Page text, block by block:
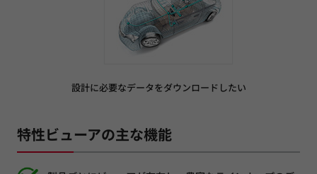
設計に必要なデータをダウンロードしたい
特性ビューアの主な機能